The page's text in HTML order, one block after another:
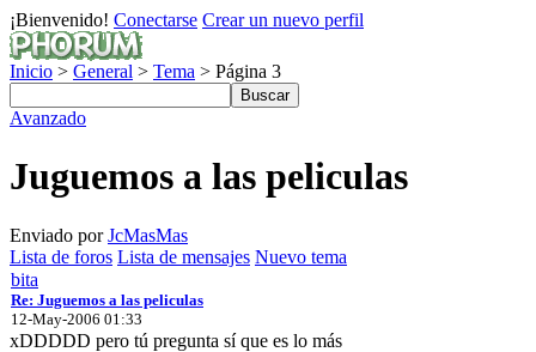
¡Bienvenido! Conectarse Crear un nuevo perfil
Inicio > General > Tema > Página 3
Avanzado
Juguemos a las peliculas
Enviado porJcMasMas
Lista de foros Lista de mensajes Nuevo tema
bita
Re: Juguemos a las peliculas
12-May-2006 01:33
xDDDDD pero tú pregunta sí que es lo más